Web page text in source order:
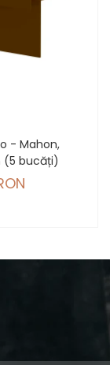
- Mahon,
(5 bucăți)